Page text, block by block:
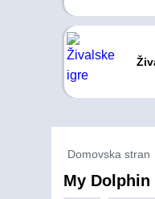
Domovska stran
My Dolphin